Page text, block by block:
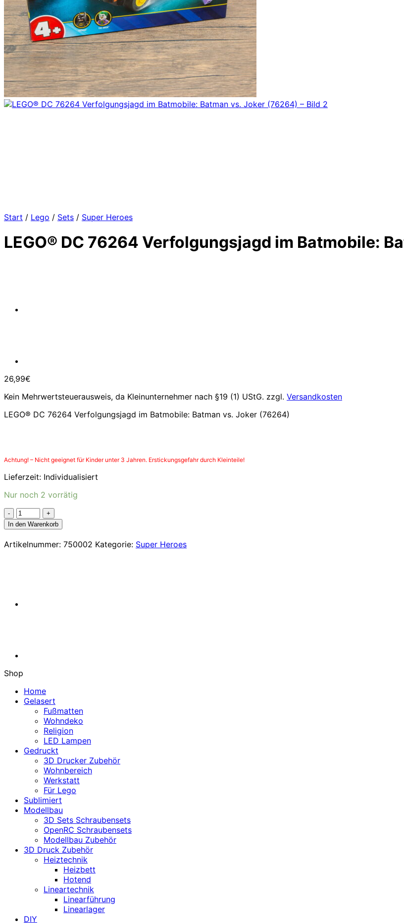
Start / Lego / Sets / Super Heroes
LEGO® DC 76264 Verfolgungsjagd im Batmobile:
26,99€
Kein Mehrwertsteuerausweis, da Kleinunternehmer nach §19 (1) UStG. zzgl. Versandkosten
LEGO® DC 76264 Verfolgungsjagd im Batmobile: Batman vs. Joker (76264)
Achtung! – Nicht geeignet für Kinder unter 3 Jahren. Erstickungsgefahr durch Kleinteile!
Lieferzeit: Individualisiert
Nur noch 2 vorrätig
LEGO®
DC
76264
Verfolgungsjagd
(76264)
In den Warenkorb
Artikelnummer: 750002 Kategorie: Super Heroes
Shop
Home
Gelasert
Fußmatten
Wohndeko
Religion
LED Lampen
Gedruckt
3D Drucker Zubehör
Wohnbereich
Werkstatt
Für Lego
Sublimiert
Modellbau
3D Sets Schraubensets
OpenRC Schraubensets
Modellbau Zubehör
3D Druck Zubehör
Heiztechnik
Heizbett
Hotend
Lineartechnik
Linearführung
Linearlager
DIY